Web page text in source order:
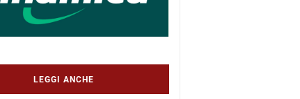
LEGGI ANCHE